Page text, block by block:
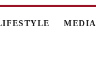
MEDIA